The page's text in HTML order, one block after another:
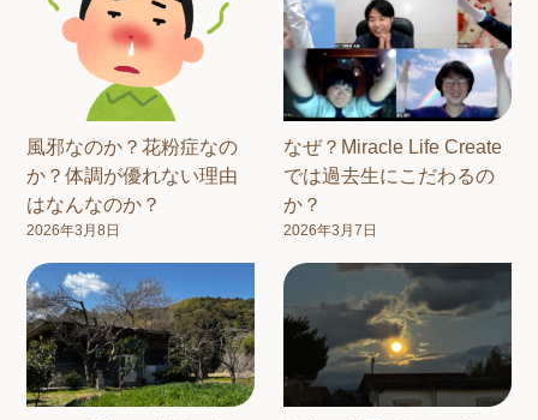
風邪なのか？花粉症なの
か？体調が優れない理由
はなんなのか？
2026年3月8日
なぜ？Miracle Life Create
では過去生にこだわるの
か？
2026年3月7日